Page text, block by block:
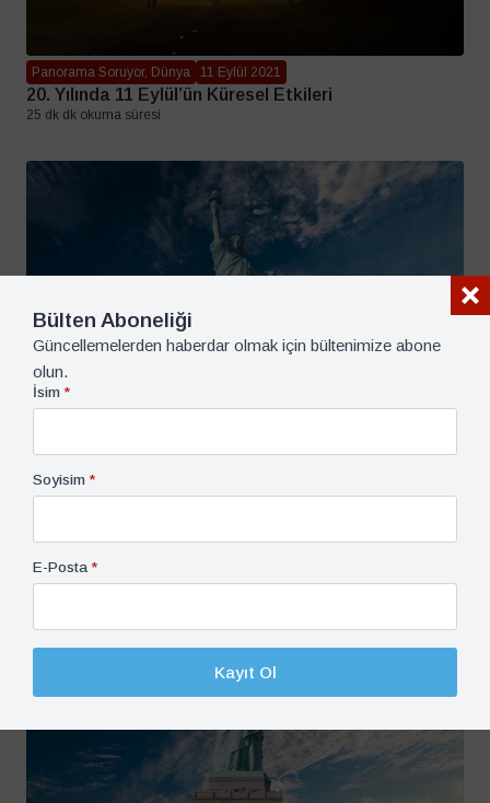
Panorama Soruyor, Dünya 11 Eylül 2021
20. Yılında 11 Eylül’ün Küresel Etkileri
25 dk dk okuma süresi
Türkiye-ABD İlişkilerinde Neler Oluyor? Mustafa
Bülten Aboneliği
Güncellemelerden haberdar olmak için bültenimize abone
olun.
İsim *
Soyisim *
E-Posta *
Kayıt Ol